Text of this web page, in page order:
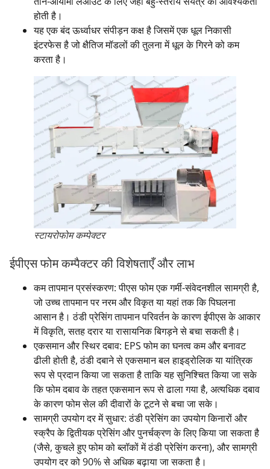
होती है।
यह एक बंद ऊर्ध्वाधर संपीड़न कक्ष है जिसमें एक धूल निकासी
इंटरफेस है जो क्षैतिज मॉडलों की तुलना में धूल के गिरने को कम
करता है।
स्टायरोफोम कम्पेक्टर
ईपीएस फोम कम्पैक्टर की विशेषताएँ और लाभ
कम तापमान प्रसंस्करण: पीएस फोम एक गर्मी-संवेदनशील सामग्री है,
जो उच्च तापमान पर नरम और विकृत या यहां तक कि पिघलना
आसान है। ठंडी प्रेसिंग तापमान परिवर्तन के कारण ईपीएस के आकार
में विकृति, सतह दरार या रासायनिक बिगड़ने से बचा सकती है।
एकसमान और स्थिर दबाव: EPS फोम का घनत्व कम और बनावट
ढीली होती है, ठंडी दबाने से एकसमान बल हाइड्रोलिक या यांत्रिक
रूप से प्रदान किया जा सकता है ताकि यह सुनिश्चित किया जा सके
कि फोम दबाव के तहत एकसमान रूप से ढाला गया है, अत्यधिक दबाव
के कारण फोम सेल की दीवारों के टूटने से बचा जा सके।
सामग्री उपयोग दर में सुधार: ठंडी प्रेसिंग का उपयोग किनारों और
स्क्रैप के द्वितीयक प्रेसिंग और पुनर्चक्रण के लिए किया जा सकता है
(जैसे, कुचले हुए फोम को ब्लॉकों में ठंडी प्रेसिंग करना), और सामग्री
उपयोग दर को 90% से अधिक बढ़ाया जा सकता है।